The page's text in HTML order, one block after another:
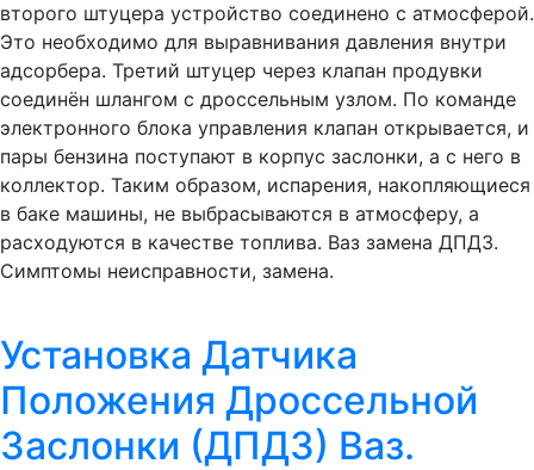
второго штуцера устройство соединено с атмосферой.
Это необходимо для выравнивания давления внутри
адсорбера. Третий штуцер через клапан продувки
соединён шлангом с дроссельным узлом. По команде
электронного блока управления клапан открывается, и
пары бензина поступают в корпус заслонки, а с него в
коллектор. Таким образом, испарения, накопляющиеся
в баке машины, не выбрасываются в атмосферу, а
расходуются в качестве топлива. Ваз замена ДПДЗ.
Симптомы неисправности, замена.
Установка Датчика
Положения Дроссельной
Заслонки (ДПДЗ) Ваз.